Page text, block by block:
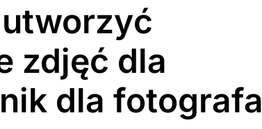
zdjęć dla
dla fotografa